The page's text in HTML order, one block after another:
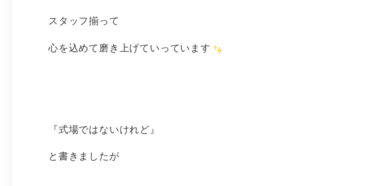
スタッフ揃って
心を込めて磨き上げていっています
『式場ではないけれど』
と書きましたが